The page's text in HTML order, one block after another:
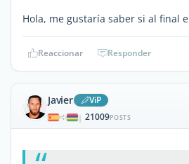
Hola, me gustaría saber si al final
Reaccionar Responder
Javier ViP
| 21009POSTS